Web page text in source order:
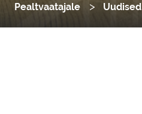
Pealtvaatajale Uudised